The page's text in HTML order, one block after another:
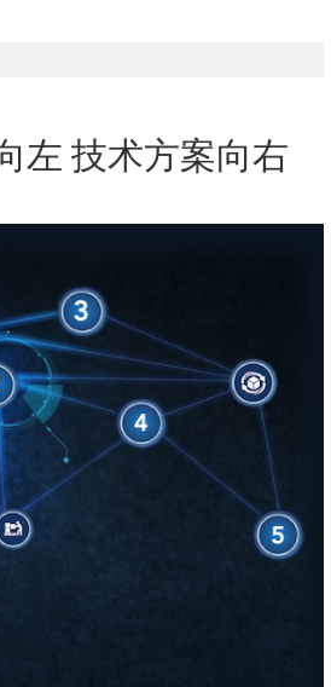
左 技术方案向右